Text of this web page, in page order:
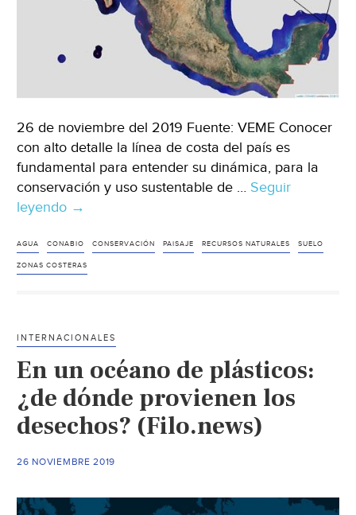
26 de noviembre del 2019 Fuente: VEME Conocer
con alto detalle la línea de costa del país es
fundamental para entender su dinámica, para la
conservación y uso sustentable de … Seguir
leyendo México:
genera
nueva
costa
(VEME)
→
AGUA CONABIO CONSERVACIÓN PAISAJE RECURSOS NATURALES SUELO
ZONAS COSTERAS
INTERNACIONALES
En un océano de plásticos:
¿de dónde provienen los
desechos? (Filo.news)
26 NOVIEMBRE 2019